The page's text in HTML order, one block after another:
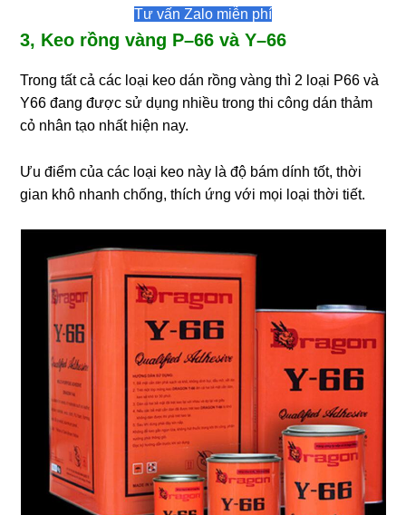
Tư vấn Zalo miễn phí
3, Keo rồng vàng P–66 và Y–66
Trong tất cả các loại keo dán rồng vàng thì 2 loại P66 và
Y66 đang được sử dụng nhiều trong thi công dán thảm
cỏ nhân tạo nhất hiện nay.
Ưu điểm của các loại keo này là độ bám dính tốt, thời
gian khô nhanh chống, thích ứng với mọi loại thời tiết.